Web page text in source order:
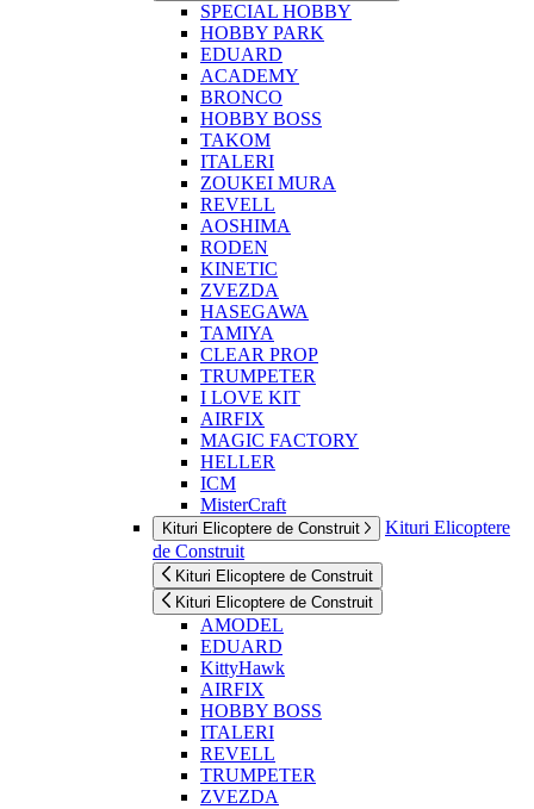
SPECIAL HOBBY
HOBBY PARK
EDUARD
ACADEMY
BRONCO
HOBBY BOSS
TAKOM
ITALERI
ZOUKEI MURA
REVELL
AOSHIMA
RODEN
KINETIC
ZVEZDA
HASEGAWA
TAMIYA
CLEAR PROP
TRUMPETER
I LOVE KIT
AIRFIX
MAGIC FACTORY
HELLER
ICM
MisterCraft
Kituri Elicoptere de Construit
Kituri Elicoptere
de Construit
Kituri Elicoptere de Construit
Kituri Elicoptere de Construit
AMODEL
EDUARD
KittyHawk
AIRFIX
HOBBY BOSS
ITALERI
REVELL
TRUMPETER
ZVEZDA